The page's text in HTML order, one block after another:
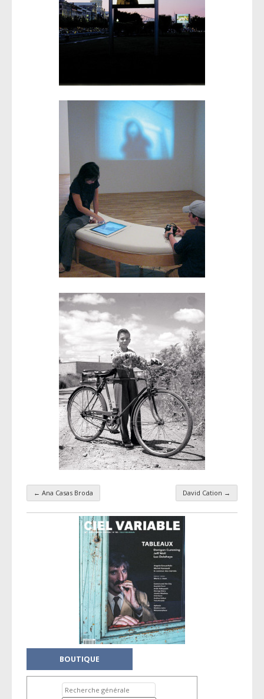
Navigation par taxonomie
← Ana Casas Broda David Cation →
BOUTIQUE